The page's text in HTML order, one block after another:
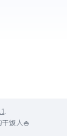
.
饭人🍚